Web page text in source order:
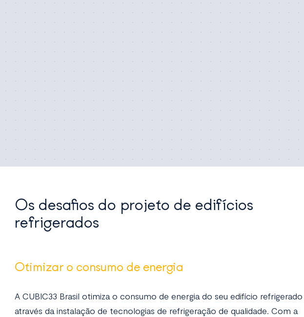
Os desafios do projeto de edifícios
refrigerados
Otimizar o consumo de energia
A CUBIC33 Brasil otimiza o consumo de energia do seu edifício refrigerado
através da instalação de tecnologias de refrigeração de qualidade. Com a